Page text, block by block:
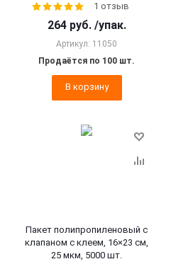
1 отзыв
264 руб. /упак.
Артикул: 11050
Продаётся по 100 шт.
В корзину
Пакет полипропиленовый с
клапаном с клеем, 16×23 см,
25 мкм, 5000 шт.